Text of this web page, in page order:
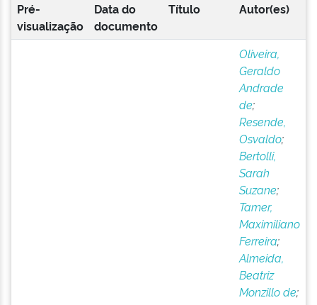
Pré-
visualização
Data do
documento
Título Autor(es)
Oliveira,
Geraldo
Andrade
de;
Resende,
Osvaldo;
Bertolli,
Sarah
Suzane;
Tamer,
Maximiliano
Ferreira;
Almeida,
Beatriz
Monzillo de;